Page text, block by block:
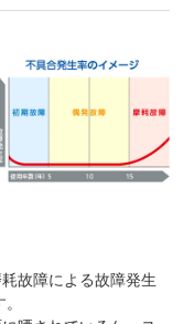
故障による故障発生